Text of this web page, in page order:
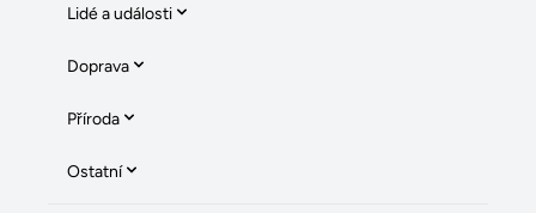
Lidé a události
Doprava
Příroda
Ostatní